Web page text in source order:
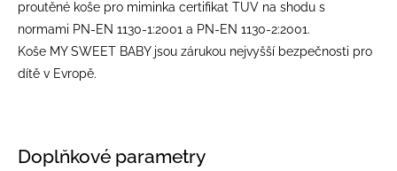
proutěné koše pro miminka certifikat TUV na shodu s
normami PN-EN 1130-1:2001 a PN-EN 1130-2:2001.
Koše MY SWEET BABY jsou zárukou nejvyšší bezpečnosti pro
dítě v Evropě.
Doplňkové parametry